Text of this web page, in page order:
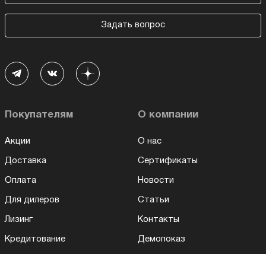
Задать вопрос
Покупателям
Акции
Доставка
Оплата
Для дилеров
Лизинг
Кредитование
О компании
О нас
Сертификаты
Новости
Статьи
Контакты
Демопоказ